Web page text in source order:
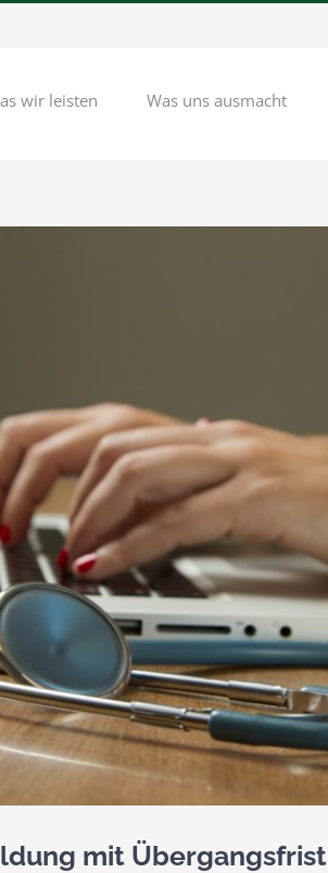
wir leisten Was uns ausmacht
mit Übergangsfrist